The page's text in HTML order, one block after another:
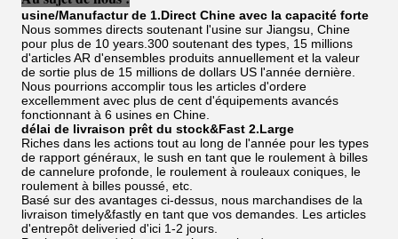
usine/Manufactur de 1.Direct Chine avec la capacité forte
Nous sommes directs soutenant l'usine sur Jiangsu, Chine
pour plus de 10 years.300 soutenant des types, 15 millions
d'articles AR d'ensembles produits annuellement et la valeur
de sortie plus de 15 millions de dollars US l'année dernière.
Nous pourrions accomplir tous les articles d'ordere
excellemment avec plus de cent d'équipements avancés
fonctionnant à 6 usines en Chine.
délai de livraison prêt du stock&Fast 2.Large
Riches dans les actions tout au long de l'année pour les types
de rapport généraux, le sush en tant que le roulement à billes
de cannelure profonde, le roulement à rouleaux coniques, le
roulement à billes poussé, etc.
Basé sur des avantages ci-dessus, nous marchandises de la
livraison timely&fastly en tant que vos demandes. Les articles
d'entrepôt deliveried d'ici 1-2 jours.